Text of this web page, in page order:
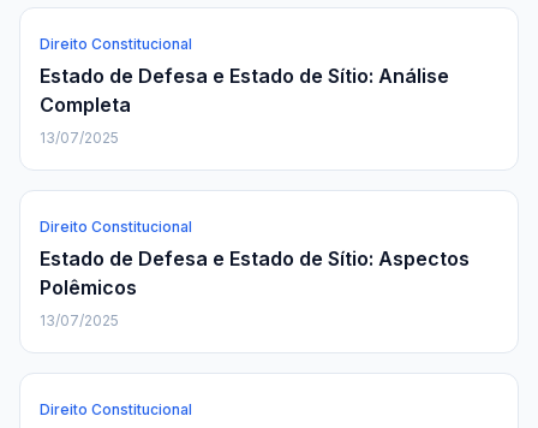
Direito Constitucional
Estado de Defesa e Estado de Sítio: Análise
Completa
13/07/2025
Direito Constitucional
Estado de Defesa e Estado de Sítio: Aspectos
Polêmicos
13/07/2025
Direito Constitucional